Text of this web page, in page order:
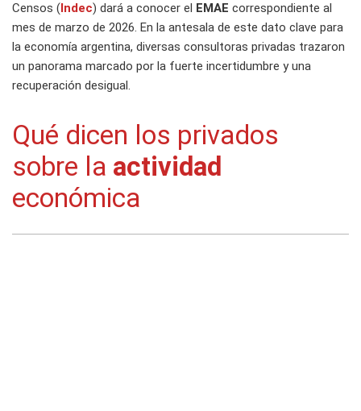
Censos (Indec) dará a conocer el EMAE correspondiente al
mes de marzo de 2026. En la antesala de este dato clave para
la economía argentina, diversas consultoras privadas trazaron
un panorama marcado por la fuerte incertidumbre y una
recuperación desigual.
Qué dicen los privados
sobre la actividad
económica